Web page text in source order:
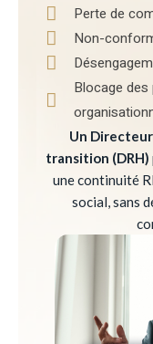
Perte de
Non-
Blocage
Un Directeur
transition (DRH)
une continuité
social, sans